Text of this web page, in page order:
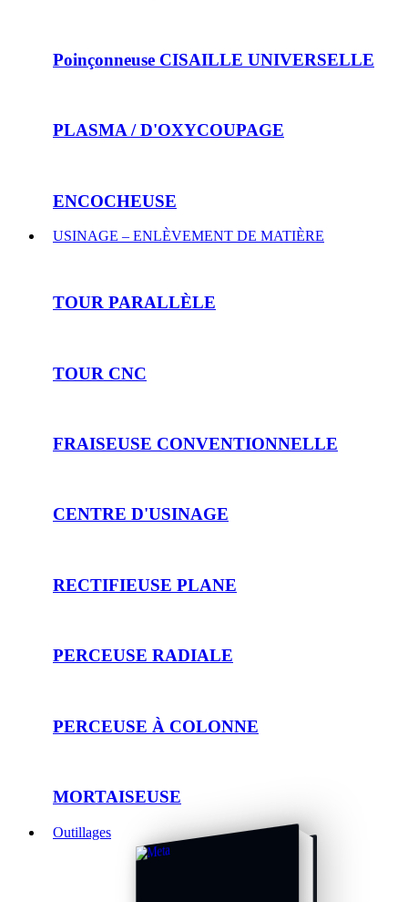
Poinçonneuse CISAILLE UNIVERSELLE
PLASMA / D'OXYCOUPAGE
ENCOCHEUSE
USINAGE – ENLÈVEMENT DE MATIÈRE
TOUR PARALLÈLE
TOUR CNC
FRAISEUSE CONVENTIONNELLE
CENTRE D'USINAGE
RECTIFIEUSE PLANE
PERCEUSE RADIALE
PERCEUSE À COLONNE
MORTAISEUSE
Outillages